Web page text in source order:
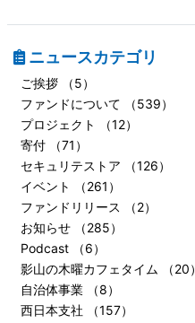
ニュースカテゴリ
ご挨拶 （5）
ファンドについて （539）
プロジェクト （12）
寄付 （71）
セキュリテストア （126）
イベント （261）
ファンドリリース （2）
お知らせ （285）
Podcast （6）
影山の木曜カフェタイム （20）
自治体事業 （8）
西日本支社 （157）